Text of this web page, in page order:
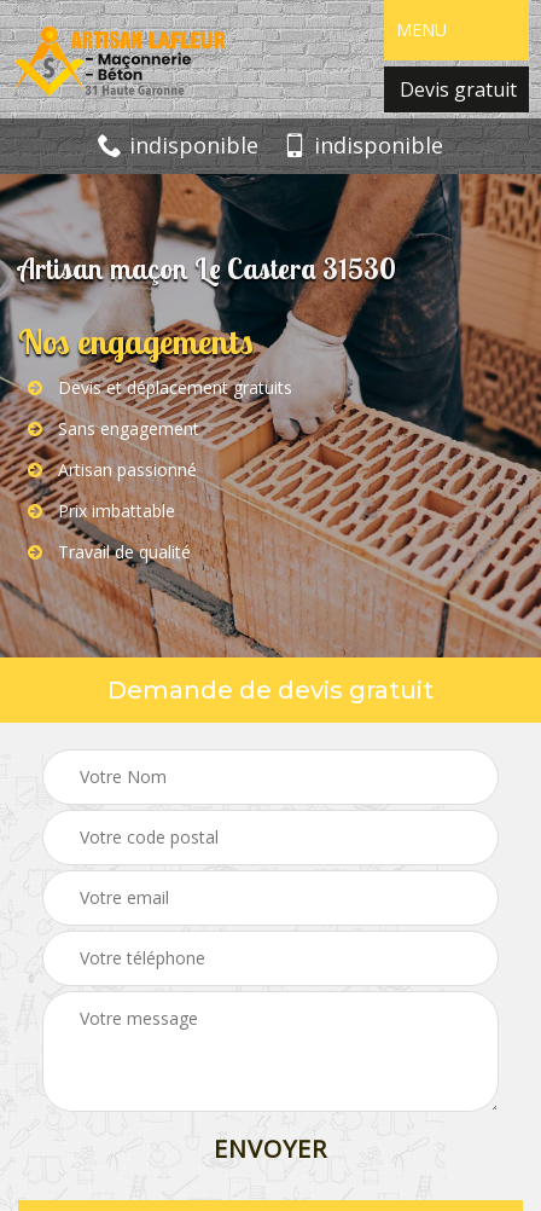
MENU
Devis gratuit
indisponible indisponible
Artisan maçon Le Castera 31530
Nos engagements
Devis et déplacement gratuits
Sans engagement
Artisan passionné
Prix imbattable
Travail de qualité
Demande de devis gratuit